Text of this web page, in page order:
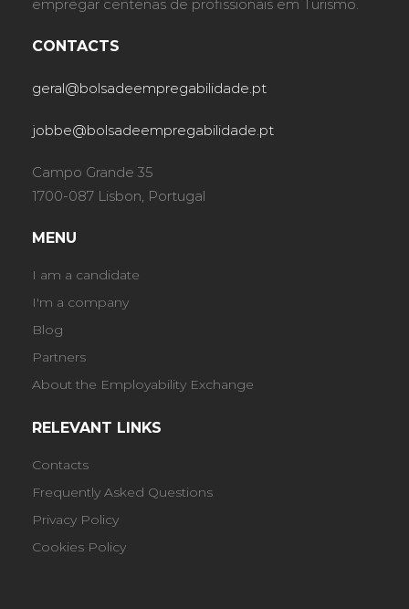
empregar centenas de profissionais em Turismo.
CONTACTS
geral@bolsadeempregabilidade.pt
jobbe@bolsadeempregabilidade.pt
Campo Grande 35
1700-087 Lisbon, Portugal
MENU
I am a candidate
I'm a company
Blog
Partners
About the Employability Exchange
RELEVANT LINKS
Contacts
Frequently Asked Questions
Privacy Policy
Cookies Policy